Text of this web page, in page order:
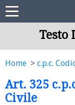
Testo
Home c.p.c.
Art. 325
Civile